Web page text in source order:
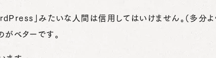
」みたいな人間は信用してはいけません。（多分よ
ベターです。